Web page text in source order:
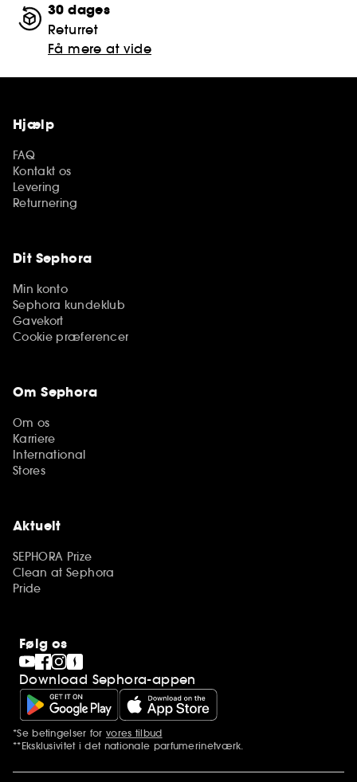
30 dages
Returret
Få mere at vide
Hjælp
FAQ
Kontakt os
Levering
Returnering
Dit Sephora
Min konto
Sephora kundeklub
Gavekort
Cookie præferencer
Om Sephora
Om os
Karriere
International
Stores
Aktuelt
SEPHORA Prize
Clean at Sephora
Pride
Følg os
Download Sephora-appen
Yderligere bemærkninger
*Se betingelser for vores tilbud
**Eksklusivitet i det nationale parfumerinetværk.